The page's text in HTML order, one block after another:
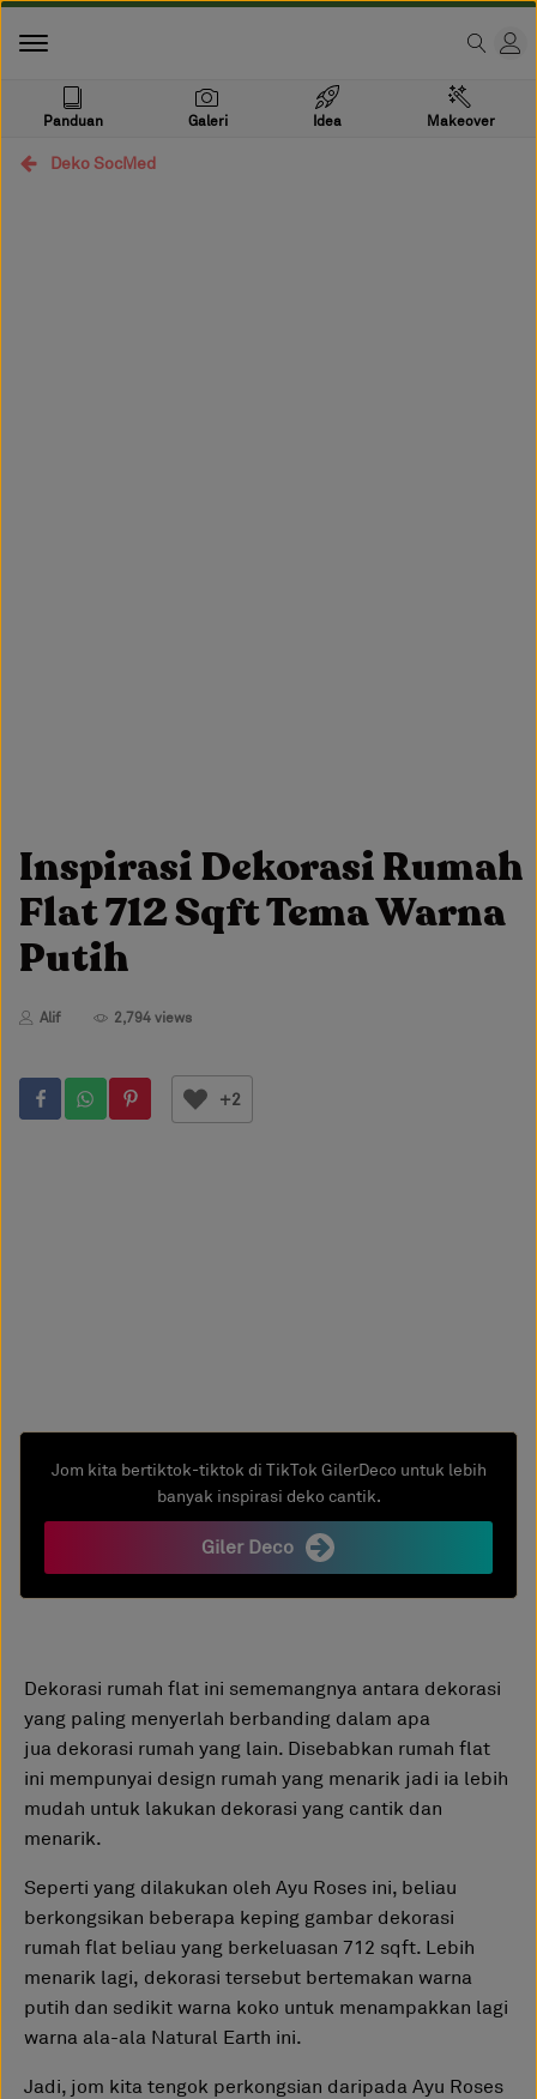
Panduan Galeri Idea Makeover
Deko SocMed
Inspirasi Dekorasi Rumah
Flat 712 Sqft Tema Warna
Putih
Alif 2,794 views
+2
Jom kita bertiktok-tiktok di TikTok GilerDeco untuk lebih
banyak inspirasi deko cantik.
Giler Deco
Dekorasi rumah flat ini sememangnya antara dekorasi
yang paling menyerlah berbanding dalam apa
jua dekorasi rumah yang lain. Disebabkan rumah flat
ini mempunyai design rumah yang menarik jadi ia lebih
mudah untuk lakukan dekorasi yang cantik dan
menarik.
Seperti yang dilakukan oleh Ayu Roses ini, beliau
berkongsikan beberapa keping gambar dekorasi
rumah flat beliau yang berkeluasan 712 sqft. Lebih
menarik lagi, dekorasi tersebut bertemakan warna
putih dan sedikit warna koko untuk menampakkan lagi
warna ala-ala Natural Earth ini.
Jadi, jom kita tengok perkongsian daripada Ayu Roses